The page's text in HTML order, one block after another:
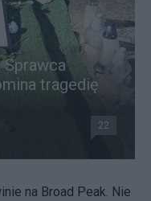
tragedię
22
na Broad Peak. Nie